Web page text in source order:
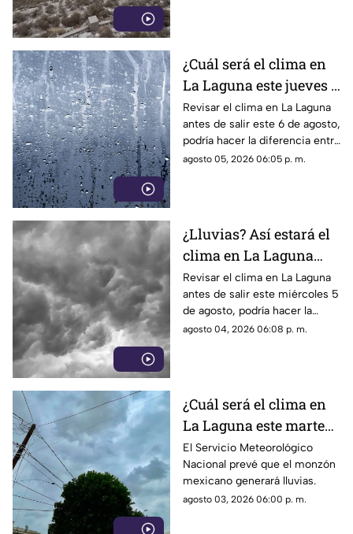
¿Cuál será el clima en
La Laguna este jueves 6
de agosto 2026?
Revisar el clima en La Laguna
antes de salir este 6 de agosto,
podría hacer la diferencia entre
un día tranquilo y uno lleno de
agosto 05, 2026 06:05 p. m.
¿Lluvias? Así estará el
clima en La Laguna
este miércoles 5 de
agosto 2026
Revisar el clima en La Laguna
antes de salir este miércoles 5
de agosto, podría hacer la
diferencia entre un día
agosto 04, 2026 06:08 p. m.
¿Cuál será el clima en
La Laguna este martes
4 de agosto 2026?
El Servicio Meteorológico
Nacional prevé que el monzón
mexicano generará lluvias.
agosto 03, 2026 06:00 p. m.